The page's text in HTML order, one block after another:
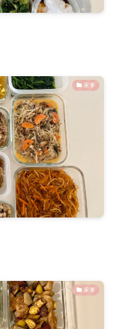
家事
家事